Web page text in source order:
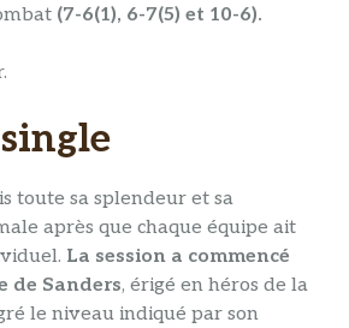
(7-6(1), 6-7(5) et 10-6).
toute sa splendeur et sa
après que chaque équipe ait
La session a commencé
de Sanders, érigé en héros de la
le niveau indiqué par son